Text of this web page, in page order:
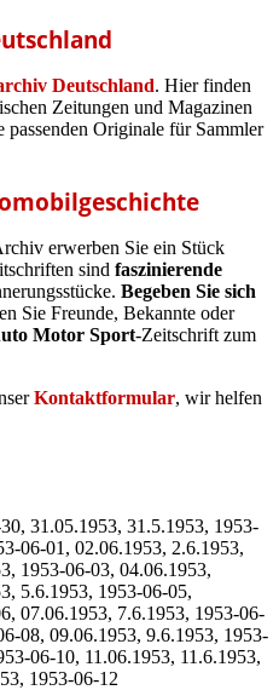
Deutschland. Hier finden
Zeitungen und Magazinen
Originale für Sammler
erwerben Sie ein Stück
sind faszinierende
Begeben Sie sich
Sie Freunde, Bekannte oder
Motor Sport-Zeitschrift zum
Kontaktformular, wir helfen
31.05.1953, 31.5.1953, 1953-
06-01, 02.06.1953, 2.6.1953,
1953-06-03, 04.06.1953,
5.6.1953, 1953-06-05,
07.06.1953, 7.6.1953, 1953-06-
08, 09.06.1953, 9.6.1953, 1953-
06-10, 11.06.1953, 11.6.1953,
1953-06-12